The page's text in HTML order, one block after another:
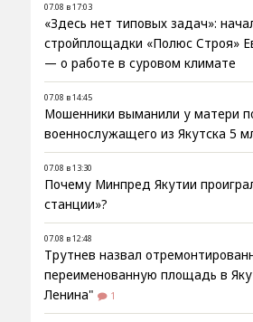
07.08 в 17:03
«Здесь нет типовых задач»:
стройплощадки «Полюс Строя»
— о работе в суровом климате
07.08 в 14:45
Мошенники выманили у матери
военнослужащего из Якутска 5
07.08 в 13:30
Почему Минпред Якутии
станции»?
07.08 в 12:48
Трутнев назвал
переименованную площадь в
Ленина"
1